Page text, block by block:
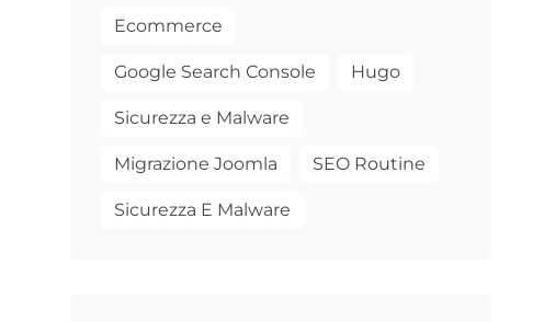
Ecommerce
Google Search Console Hugo
Sicurezza e Malware
Migrazione Joomla SEO Routine
Sicurezza E Malware